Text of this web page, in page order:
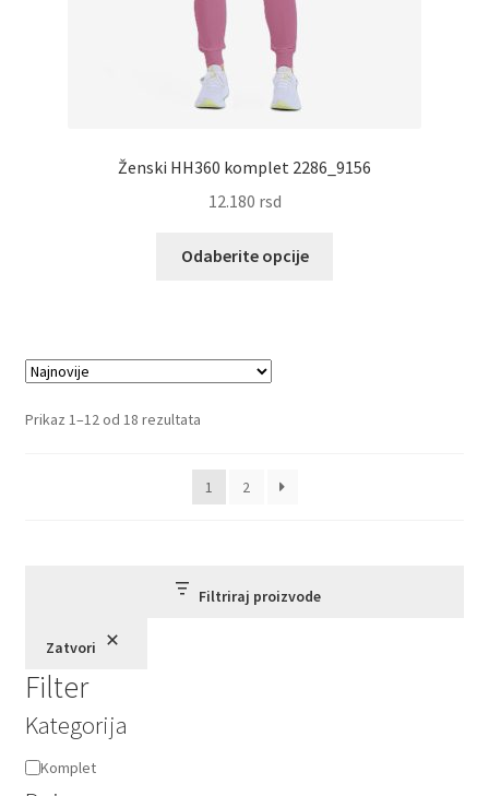
Ženski HH360 komplet 2286_9156
12.180 rsd
Odaberite opcije
Prikaz 1–12 od 18 rezultataSortirano
najnovijem
1
2
Filtriraj proizvode
Zatvori
Filter
Kategorija
Kategorija
Komplet